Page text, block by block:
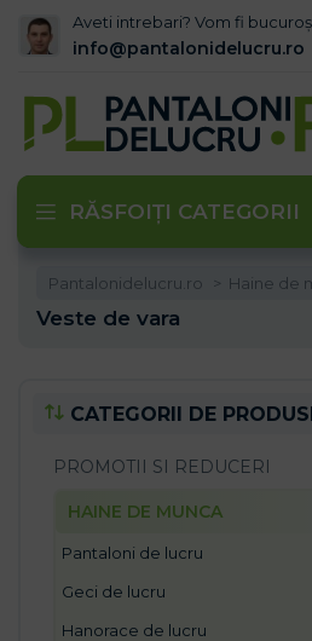
Aveti intrebari? Vom fi
info@pantalonidelucru.ro
RĂSFOIȚI CATEGORII
Pantalonidelucru.ro Haine de
Veste de vara
CATEGORII DE
PROMOTII SI REDUCERI
HAINE DE MUNCA
pantaloni de lucru
geci de lucru
hanorace de lucru